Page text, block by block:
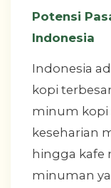
Potensi
Indonesia
Indonesia
kopi
minum kopi
keseharian
hingga kafe
minuman